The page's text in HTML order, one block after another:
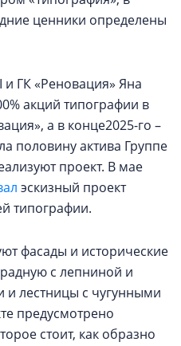
ценники определены
и ГК «Реновация» Яна
акций типографии в
а в конце2025-го –
половину актива Группе
проект. В мае
эскизный проект
типографии.
фасады и исторические
с лепниной и
и лестницы с чугунными
предусмотрено
стоит, как образно